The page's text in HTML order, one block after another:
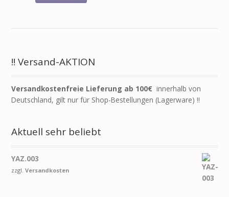
!! Versand-AKTION
Versandkostenfreie Lieferung ab 100€ innerhalb von
Deutschland, gilt nur für Shop-Bestellungen (Lagerware) !!
Aktuell sehr beliebt
YAZ.003
zzgl.Versandkosten